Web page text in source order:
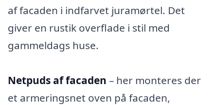
af facaden i indfarvet juramørtel. Det
giver en rustik overflade i stil med
gammeldags huse.
Netpuds af facaden – her monteres der
et armeringsnet oven på facaden,